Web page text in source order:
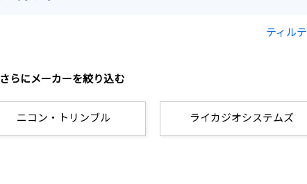
ティル
さらにメーカーを絞り込む
ニコン・トリンブル ライカジオシステムズ